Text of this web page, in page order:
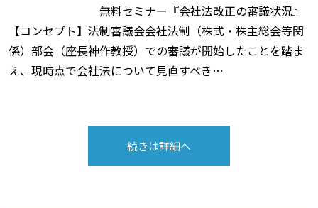
無料セミナー『会社法改正の審議状況』
【コンセプト】法制審議会会社法制（株式・株主総会等関
係）部会（座長神作教授）での審議が開始したことを踏ま
え、現時点で会社法について見直すべき…
続きは詳細へ